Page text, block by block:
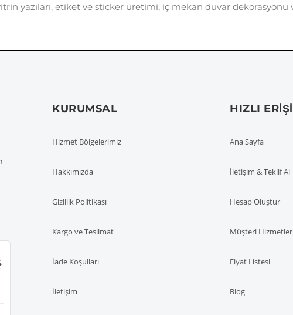
yazıları, etiket ve sticker üretimi, iç mekan duvar dekorasyonu
KURUMSAL
Hizmet Bölgelerimiz
Hakkımızda
Gizlilik Politikası
Kargo ve Teslimat
İade Koşulları
İletişim
HIZLI
Ana Sayfa
İletişim & Teklif Al
Hesap Oluştur
Müşteri
Fiyat Listesi
Blog